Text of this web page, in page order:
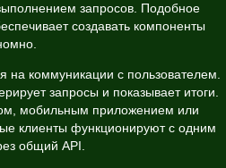
запросов. Подобное
создавать компоненты
на коммуникации с пользователем.
запросы и показывает итоги.
мобильным приложением или
клиенты функционируют с одним
общий API.